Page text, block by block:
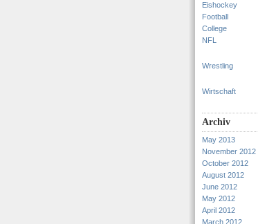
Eishockey
Football
College
NFL
Wrestling
Wirtschaft
Archiv
May 2013
November 2012
October 2012
August 2012
June 2012
May 2012
April 2012
March 2012